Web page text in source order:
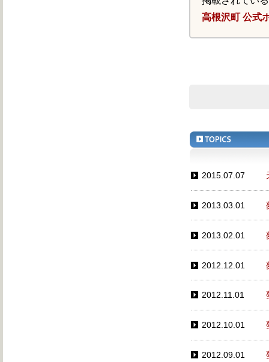
高根沢町 公式
2015.07.07
2013.03.01
2013.02.01
2012.12.01
2012.11.01
2012.10.01
2012.09.01